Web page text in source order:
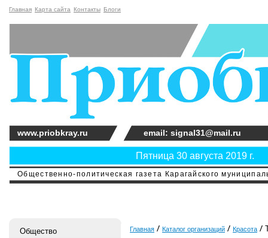
Главная Карта сайта Контакты Блоги
Общественно-политическая газета Карагайского
Пятница 30 августа 2019 г.
www.priobkray.ru email: signal31@mail.ru
Общество
Главная Каталог организаций Красота